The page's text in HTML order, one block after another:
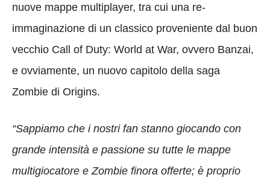
nuove mappe multiplayer, tra cui una re-
immaginazione di un classico proveniente dal buon
vecchio Call of Duty: World at War, ovvero Banzai,
e ovviamente, un nuovo capitolo della saga
Zombie di Origins.
“Sappiamo che i nostri fan stanno giocando con
grande intensità e passione su tutte le mappe
multigiocatore e Zombie finora offerte; è proprio